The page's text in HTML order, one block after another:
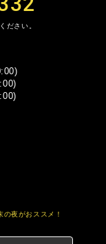
ださい。
夜がおススメ！